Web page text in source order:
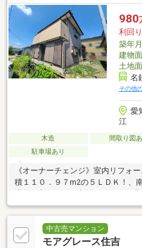
980
利回り
築年月
建物
土地
名
その他
愛
江
木造 間取り図
駐車場あり
《オーナーチェンジ》室内リフォ
積１１０．９７m2の５ＬＤＫ！、
当たり良好です。収納スペースも
中古売マンション
モアグレース住吉